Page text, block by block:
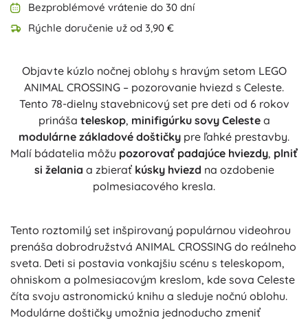
Bezproblémové vrátenie do 30 dní
Rýchle doručenie už od 3,90 €
Objavte kúzlo nočnej oblohy s hravým setom LEGO
ANIMAL CROSSING – pozorovanie hviezd s Celeste.
Tento 78-dielny stavebnicový set pre deti od 6 rokov
prináša teleskop, minifigúrku sovy Celestea
modulárne základové doštičky pre ľahké prestavby.
Malí bádatelia môžu pozorovať padajúce hviezdy, plniť
si želania a zbierať kúsky hviezd na ozdobenie
polmesiacového kresla.
Tento roztomilý set inšpirovaný populárnou videohrou
prenáša dobrodružstvá ANIMAL CROSSING do reálneho
sveta. Deti si postavia vonkajšiu scénu s teleskopom,
ohniskom a polmesiacovým kreslom, kde sova Celeste
číta svoju astronomickú knihu a sleduje nočnú oblohu.
Modulárne doštičky umožnia jednoducho zmeniť